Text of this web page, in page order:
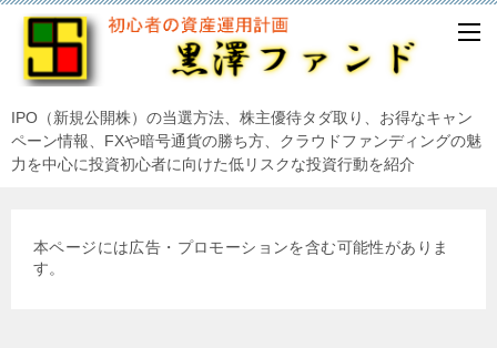
IPO（新規公開株）の当選方法、株主優待タダ取り、お得なキャン
ペーン情報、FXや暗号通貨の勝ち方、クラウドファンディングの魅
力を中心に投資初心者に向けた低リスクな投資行動を紹介
本ページには広告・プロモーションを含む可能性がありま
す。